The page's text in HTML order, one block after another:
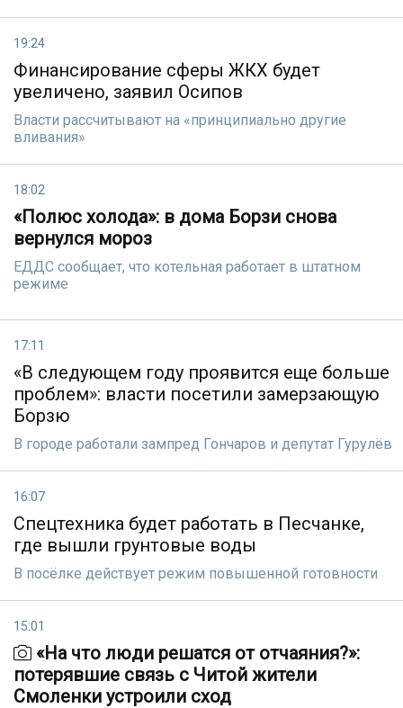
19:24
Финансирование сферы ЖКХ будет
увеличено, заявил Осипов
Власти рассчитывают на «принципиально другие
вливания»
18:02
«Полюс холода»: в дома Борзи снова
вернулся мороз
ЕДДС сообщает, что котельная работает в штатном
режиме
17:11
«В следующем году проявится еще больше
проблем»: власти посетили замерзающую
Борзю
В городе работали зампред Гончаров и депутат Гурулёв
16:07
Спецтехника будет работать в Песчанке,
где вышли грунтовые воды
В посёлке действует режим повышенной готовности
15:01
«На что люди решатся от отчаяния?»:
потерявшие связь с Читой жители
Смоленки устроили сход